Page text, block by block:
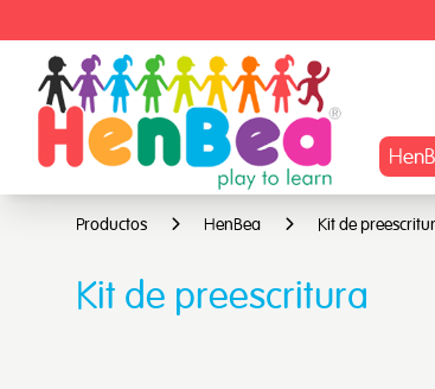
Productos HenBea Kit de
Kit de preescritura